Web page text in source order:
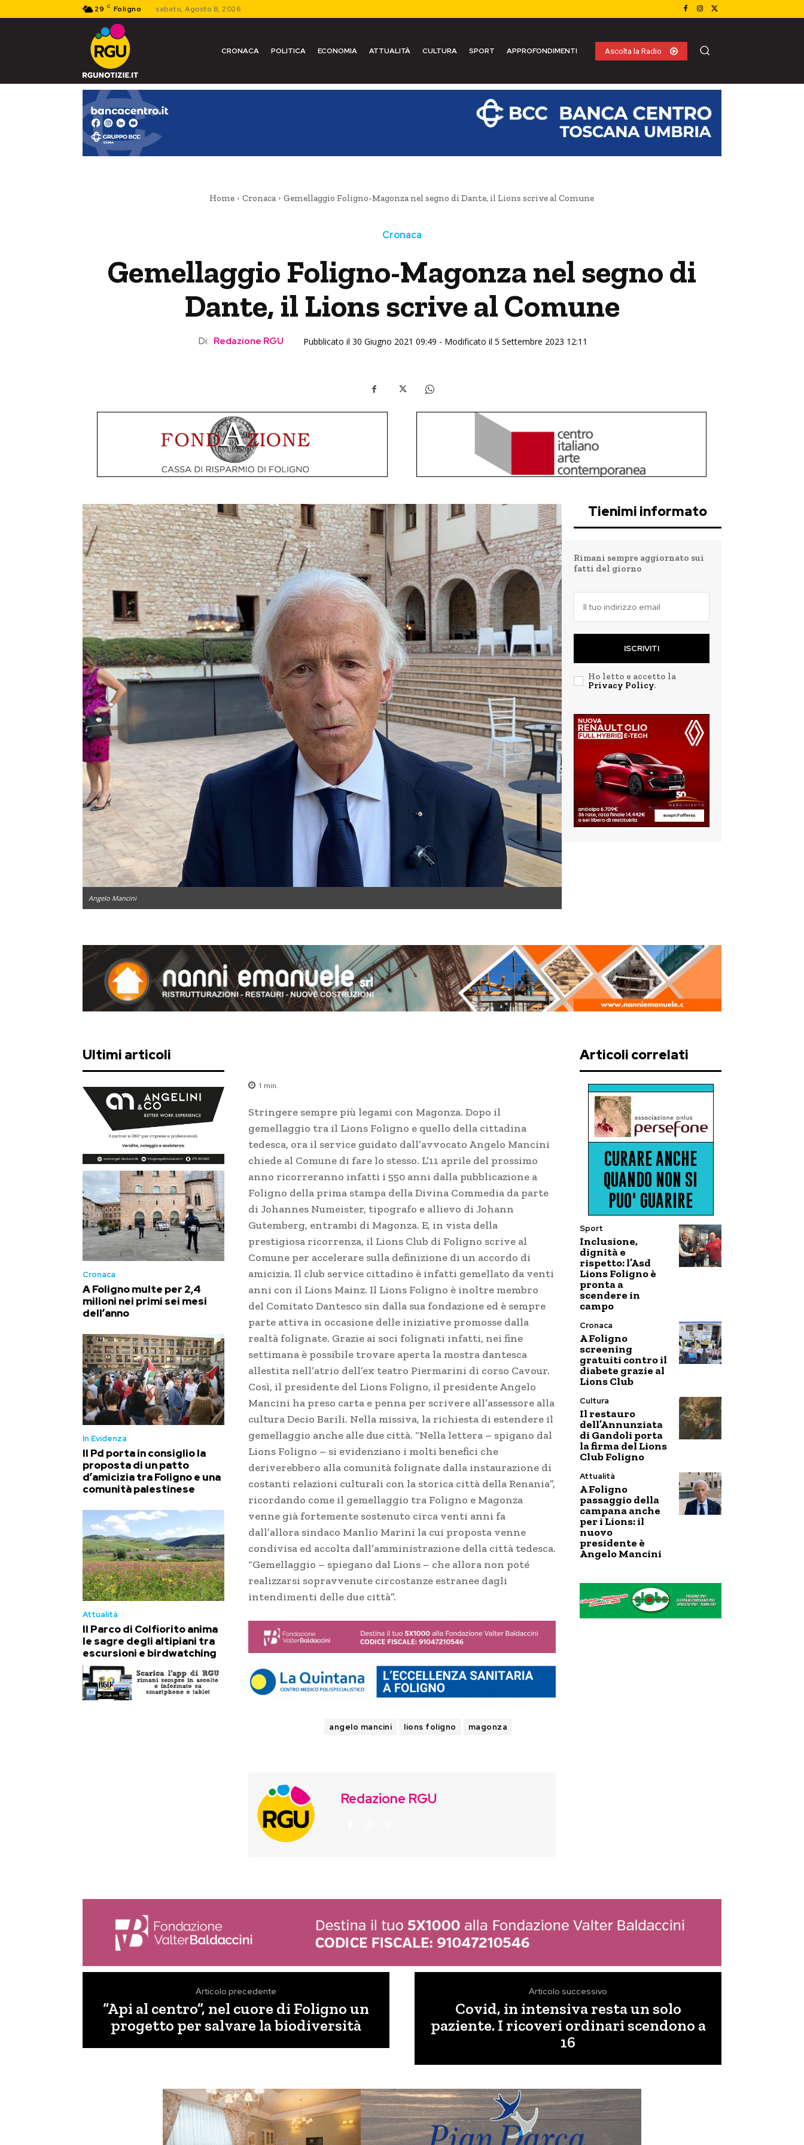
29 C Foligno sabato, Agosto 8, 2026
CRONACA POLITICA ECONOMIA ATTUALITÀ CULTURA SPORT APPROFONDIMENTI Ascolta la Radio
Home Cronaca Gemellaggio Foligno-Magonza nel segno di Dante, il Lions scrive al Comune
Cronaca
Gemellaggio Foligno-Magonza nel segno di
Dante, il Lions scrive al Comune
Di: Redazione RGU Pubblicato il 30 Giugno 2021 09:49 - Modificato il 5 Settembre 2023 12:11
Angelo Mancini
Tienimi informato
Rimani sempre aggiornato sui
fatti del giorno
ISCRIVITI
Ho letto e accetto la
Privacy Policy.
Ultimi articoli
Cronaca
A Foligno multe per 2,4
milioni nei primi sei mesi
dell’anno
In Evidenza
Il Pd porta in consiglio la
proposta di un patto
d’amicizia tra Foligno e una
comunità palestinese
Attualità
Il Parco di Colfiorito anima
le sagre degli altipiani tra
escursioni e birdwatching
1 min.
Stringere sempre più legami con Magonza. Dopo il
gemellaggio tra il Lions Foligno e quello della cittadina
tedesca, ora il service guidato dall’avvocato Angelo Mancini
chiede al Comune di fare lo stesso. L’11 aprile del prossimo
anno ricorreranno infatti i 550 anni dalla pubblicazione a
Foligno della prima stampa della Divina Commedia da parte
di Johannes Numeister, tipografo e allievo di Johann
Gutemberg, entrambi di Magonza. E, in vista della
prestigiosa ricorrenza, il Lions Club di Foligno scrive al
Comune per accelerare sulla definizione di un accordo di
amicizia. Il club service cittadino è infatti gemellato da venti
anni con il Lions Mainz. Il Lions Foligno è inoltre membro
del Comitato Dantesco sin dalla sua fondazione ed è sempre
parte attiva in occasione delle iniziative promosse dalla
realtà folignate. Grazie ai soci folignati infatti, nei fine
settimana è possibile trovare aperta la mostra dantesca
allestita nell’atrio dell’ex teatro Piermarini di corso Cavour.
Così, il presidente del Lions Foligno, il presidente Angelo
Mancini ha preso carta e penna per scrivere all’assessore alla
cultura Decio Barili. Nella missiva, la richiesta di estendere il
gemellaggio anche alle due città. “Nella lettera – spigano dal
Lions Foligno – si evidenziano i molti benefici che
deriverebbero alla comunità folignate dalla instaurazione di
costanti relazioni culturali con la storica città della Renania”,
ricordando come il gemellaggio tra Foligno e Magonza
venne già fortemente sostenuto circa venti anni fa
dall’allora sindaco Manlio Marini la cui proposta venne
condivisa ed accolta dall’amministrazione della città tedesca.
“Gemellaggio – spiegano dal Lions – che allora non poté
realizzarsi sopravvenute circostanze estranee dagli
intendimenti delle due città”.
angelo mancini lions foligno magonza
Redazione RGU
Articoli correlati
Sport
Inclusione,
dignità e
rispetto: l’Asd
Lions Foligno è
pronta a
scendere in
campo
Cronaca
A Foligno
screening
gratuiti contro il
diabete grazie al
Lions Club
Cultura
Il restauro
dell’Annunziata
di Gandoli porta
la firma del Lions
Club Foligno
Attualità
A Foligno
passaggio della
campana anche
per i Lions: il
nuovo
presidente è
Angelo Mancini
Articolo precedente
“Api al centro”, nel cuore di Foligno un
progetto per salvare la biodiversità
Articolo successivo
Covid, in intensiva resta un solo
paziente. I ricoveri ordinari scendono a
16